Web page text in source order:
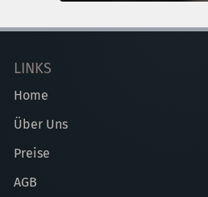
LINKS
Home
Über Uns
Preise
AGB